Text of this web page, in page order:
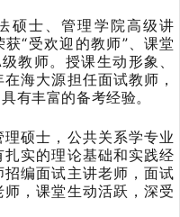
硕士、管理学院高级讲
“受欢迎的教师”、课堂
教师。授课生动形象、
海大源担任面试教师，
有丰富的备考经验。
理硕士，公共关系学专业
实的理论基础和实践经
编面试主讲老师，面试
，课堂生动活跃，深受